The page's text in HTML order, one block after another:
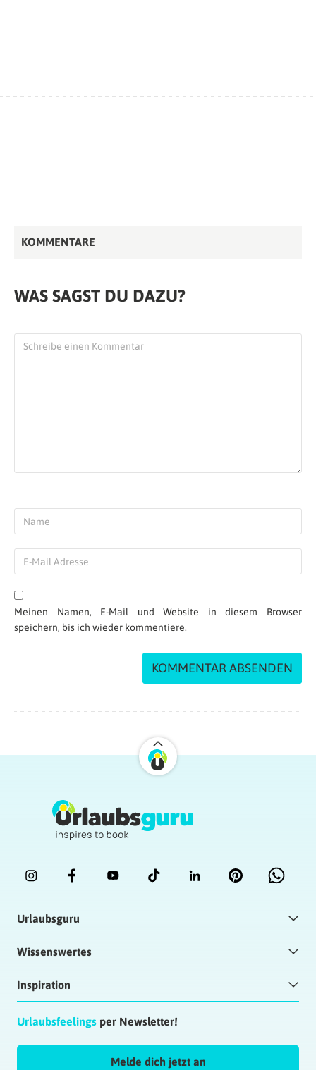
KOMMENTARE
WAS SAGST DU DAZU?
Meinen Namen, E-Mail und Website in diesem Browser
speichern, bis ich wieder kommentiere.
Urlaubsguru
Wissenswertes
Inspiration
Urlaubsfeelings per Newsletter!
Melde dich jetzt an